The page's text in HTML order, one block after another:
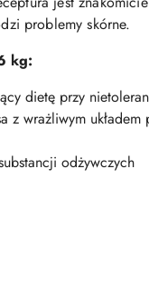
problemy skórne.
kg:
dietę przy
wrażliwym układem
odżywczych